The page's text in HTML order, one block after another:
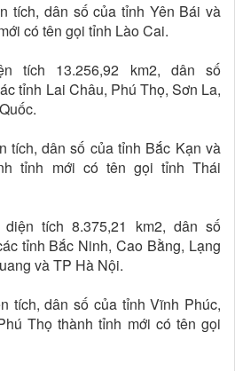
tích, dân số của tỉnh Yên Bái và
có tên gọi tỉnh Lào Cai.
tích 13.256,92 km2, dân số
tỉnh Lai Châu, Phú Thọ, Sơn La,
tích, dân số của tỉnh Bắc Kạn và
tỉnh mới có tên gọi tỉnh Thái
tích 8.375,21 km2, dân số
tỉnh Bắc Ninh, Cao Bằng, Lạng
và TP Hà Nội.
tích, dân số của tỉnh Vĩnh Phúc,
Thọ thành tỉnh mới có tên gọi